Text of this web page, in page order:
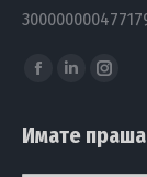
Find us on:
Facebook
opens
Linkedin
opensopens
Имате